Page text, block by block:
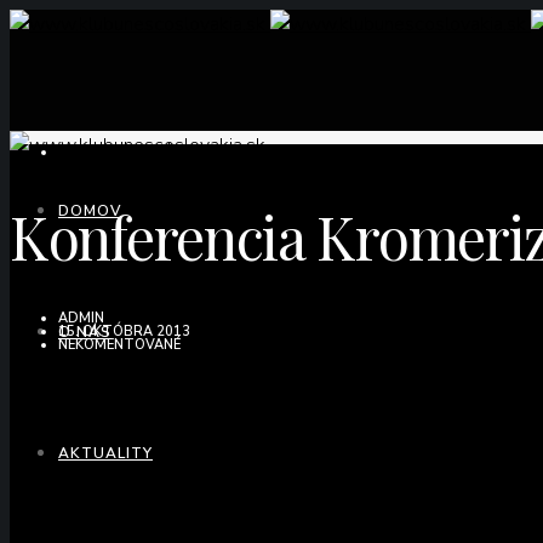
DOMOV
O NÁS
AKTUALITY
Konferencia
ADMIN
15. OKTÓBRA 2013
NEKOMENTOVANÉ